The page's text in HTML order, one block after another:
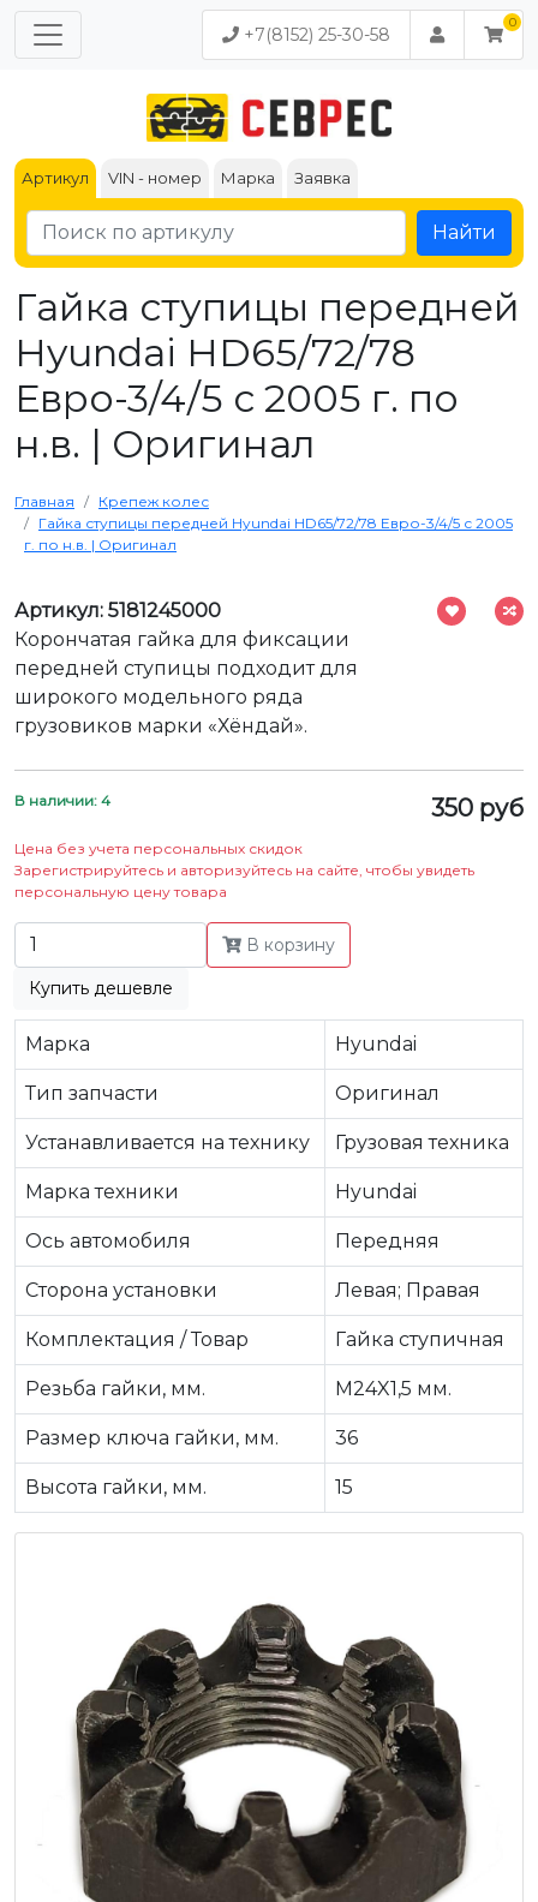
+7(8152) 25-30-58
Артикул VIN - номер Марка Заявка
Найти
Гайка ступицы передней
Hyundai HD65/72/78
Евро-3/4/5 с 2005 г. по
н.в. | Оригинал
Главная
Крепеж колес
Гайка ступицы передней Hyundai HD65/72/78 Евро-3/4/5 с 2005
г. по н.в. | Оригинал
Артикул: 5181245000
Корончатая гайка для фиксации
передней ступицы подходит для
широкого модельного ряда
грузовиков марки «Хёндай».
В наличии: 4 350 руб
Цена без учета персональных скидок
Зарегистрируйтесь и авторизуйтесь на сайте, чтобы увидеть
персональную цену товара
В корзину
Купить дешевле
Марка Hyundai
Тип запчасти Оригинал
Устанавливается на технику Грузовая техника
Марка техники Hyundai
Ось автомобиля Передняя
Сторона установки Левая; Правая
Комплектация / Товар Гайка ступичная
Резьба гайки, мм. M24X1,5 мм.
Размер ключа гайки, мм. 36
Высота гайки, мм. 15